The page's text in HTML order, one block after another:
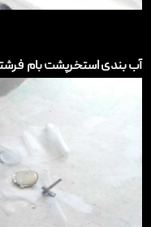
آب بندی استخرپشت بام